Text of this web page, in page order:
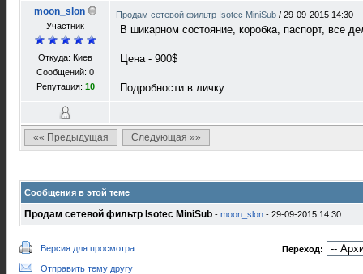
moon_slon
Участник
Откуда: Киев
Сообщений: 0
Репутация: 10
Продам сетевой фильтр Isotec MiniSub / 29-09-2015 14:30
В шикарном состояние, коробка, паспорт, все
Цена - 900$
Подробности в личку.
«« Предыдущая Следующая »»
Сообщения в этой теме
Продам сетевой фильтр Isotec MiniSub - moon_slon - 29-09-2015 14:30
Версия для просмотра
Отправить тему другу
Переход: